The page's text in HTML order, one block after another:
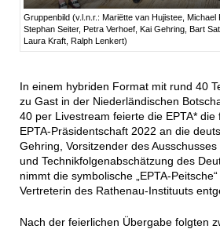
Gruppenbild (v.l.n.r.: Mariëtte van Hujistee, Michael
Stephan Seiter, Petra Verhoef, Kai Gehring, Bart
Laura Kraft, Ralph Lenkert)
In einem hybriden Format mit rund 40
zu Gast in der Niederländischen
40 per Livestream feierte die EPTA*
EPTA-Präsidentschaft 2022 an die
Gehring, Vorsitzender des
und Technikfolgenabschätzung des
nimmt die symbolische „EPTA-
Vertreterin des Rathenau-Instituuts
Nach der feierlichen Übergabe folgten